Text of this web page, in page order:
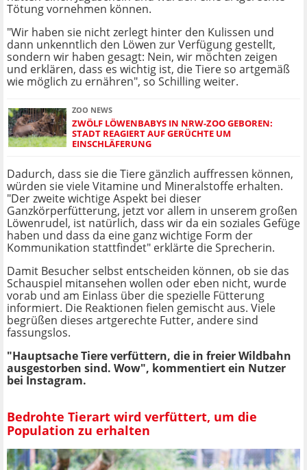
Tötung vornehmen können.
"Wir haben sie nicht zerlegt hinter den Kulissen und
dann unkenntlich den Löwen zur Verfügung gestellt,
sondern wir haben gesagt: Nein, wir möchten zeigen
und erklären, dass es wichtig ist, die Tiere so artgemäß
wie möglich zu ernähren", so Schilling weiter.
ZOO NEWS
ZWÖLF LÖWENBABYS IN NRW-ZOO GEBOREN:
STADT REAGIERT AUF GERÜCHTE UM
EINSCHLÄFERUNG
Dadurch, dass sie die Tiere gänzlich auffressen können,
würden sie viele Vitamine und Mineralstoffe erhalten.
"Der zweite wichtige Aspekt bei dieser
Ganzkörperfütterung, jetzt vor allem in unserem großen
Löwenrudel, ist natürlich, dass wir da ein soziales Gefüge
haben und dass da eine ganz wichtige Form der
Kommunikation stattfindet" erklärte die Sprecherin.
Damit Besucher selbst entscheiden können, ob sie das
Schauspiel mitansehen wollen oder eben nicht, wurde
vorab und am Einlass über die spezielle Fütterung
informiert. Die Reaktionen fielen gemischt aus. Viele
begrüßen dieses artgerechte Futter, andere sind
fassungslos.
"Hauptsache Tiere verfüttern, die in freier Wildbahn
ausgestorben sind. Wow", kommentiert ein Nutzer
bei Instagram.
Bedrohte Tierart wird verfüttert, um die
Population zu erhalten